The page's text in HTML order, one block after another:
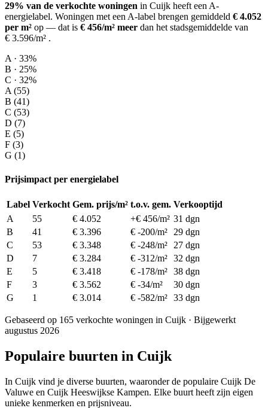
29% van de verkochte woningen in Cuijk heeft een A-
energielabel. Woningen met een A-label brengen gemiddeld € 4.052
per m² op — dat is € 456/m² meer dan het stadsgemiddelde van
€ 3.596/m² .
A · 33%
B · 25%
C · 32%
A (55)
B (41)
C (53)
D (7)
E (5)
F (3)
G (1)
Prijsimpact per energielabel
Label Verkocht Gem. prijs/m² t.o.v. gem. Verkooptijd
A
55 € 4.052 +€ 456/m² 31 dgn
B
41 € 3.396 € -200/m²
29 dgn
C
53 € 3.348 € -248/m²
27 dgn
D
7 € 3.284 € -312/m² 32 dgn
E
5 € 3.418 € -178/m² 38 dgn
F
3 € 3.562 € -34/m²
30 dgn
G
1 € 3.014 € -582/m² 33 dgn
Gebaseerd op 165 verkochte woningen in Cuijk · Bijgewerkt
augustus 2026
Populaire buurten in Cuijk
In Cuijk vind je diverse buurten, waaronder de populaire Cuijk De
Valuwe en Cuijk Heeswijkse Kampen. Elke buurt heeft zijn eigen
unieke kenmerken en prijsniveau.